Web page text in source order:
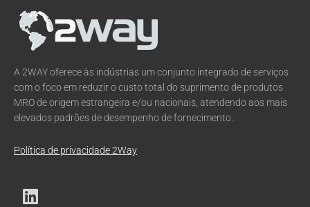
A 2WAY oferece às indústrias um conjunto integrado de serviços
com o foco em reduzir o custo total do suprimento de produtos
MRO de origem estrangeira e/ou nacionais, atendendo aos mais
elevados padrões de desempenho de fornecimento.
Política de privacidade 2Way